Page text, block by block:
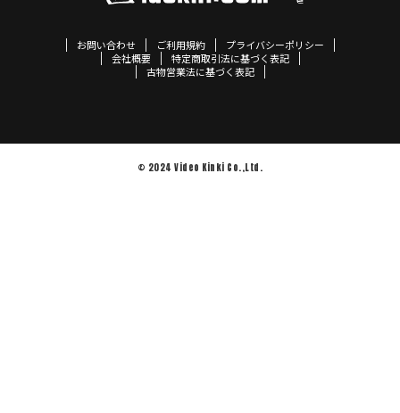
お問い合わせ ご利用規約
プライバシーポリシー
会社概要
特定商取引法に基づく表記
古物営業法に基づく表記
© 2024 Video Kinki Co.,Ltd.